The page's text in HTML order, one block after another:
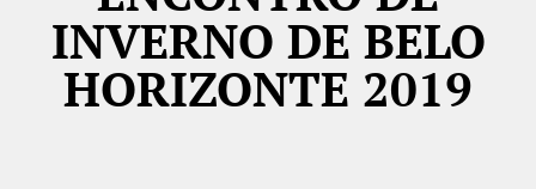
INVERNO DE BELO
HORIZONTE 2019